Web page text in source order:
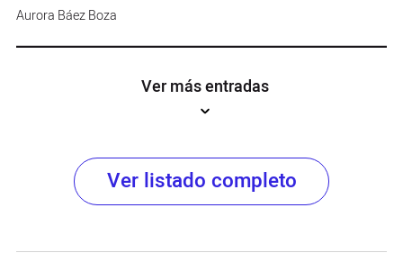
Aurora Báez Boza
Ver más entradas
Ver listado completo